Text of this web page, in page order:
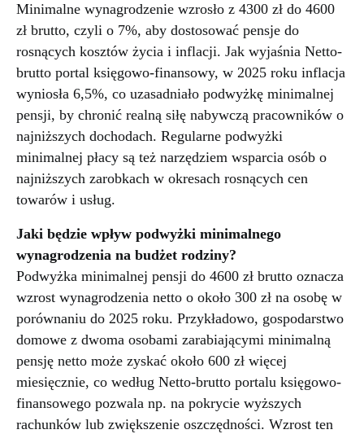
Minimalne wynagrodzenie wzrosło z 4300 zł do 4600
zł brutto, czyli o 7%, aby dostosować pensje do
rosnących kosztów życia i inflacji. Jak wyjaśnia Netto-
brutto portal księgowo-finansowy, w 2025 roku inflacja
wyniosła 6,5%, co uzasadniało podwyżkę minimalnej
pensji, by chronić realną siłę nabywczą pracowników o
najniższych dochodach. Regularne podwyżki
minimalnej płacy są też narzędziem wsparcia osób o
najniższych zarobkach w okresach rosnących cen
towarów i usług.
Jaki będzie wpływ podwyżki minimalnego
wynagrodzenia na budżet rodziny?
Podwyżka minimalnej pensji do 4600 zł brutto oznacza
wzrost wynagrodzenia netto o około 300 zł na osobę w
porównaniu do 2025 roku. Przykładowo, gospodarstwo
domowe z dwoma osobami zarabiającymi minimalną
pensję netto może zyskać około 600 zł więcej
miesięcznie, co według Netto-brutto portalu księgowo-
finansowego pozwala np. na pokrycie wyższych
rachunków lub zwiększenie oszczędności. Wzrost ten